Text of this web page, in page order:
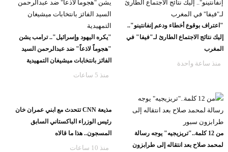
"اعتراف بوقوع أخطاء ودعم إنفانتينو"..
إليك نتائج الاجتماع الطارئ لـ"فيفا" في
المغرب
منذ ساعة واحدة
"يكره اليهود وإسرائيل".. ترامب يشن
"هجوماً لاذعاً" ضد عبدالرحمن السيد
الفائز بانتخابات ميشيغان التمهيدية
منذ 5 ساعات
من 12 كلمة.."تريزيجيه" يوجه رسالة
لمحمد صلاح بعد انتقاله إلى طرابزون
مذيعة CNN تتحدث مع ابني عمران خان
رئيس الوزراء الباكستاني السابق
المسجون.. هذا ما قالاه
منذ 10 ساعات